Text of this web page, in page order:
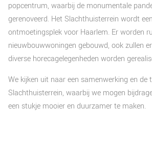
popcentrum, waarbij de monumentale
gerenoveerd. Het Slachthuisterrein wordt
ontmoetingsplek voor Haarlem. Er worden
nieuwbouwwoningen gebouwd, ook zullen
diverse horecagelegenheden worden
We kijken uit naar een samenwerking en
Slachthuisterrein, waarbij we mogen
een stukje mooier en duurzamer te maken.